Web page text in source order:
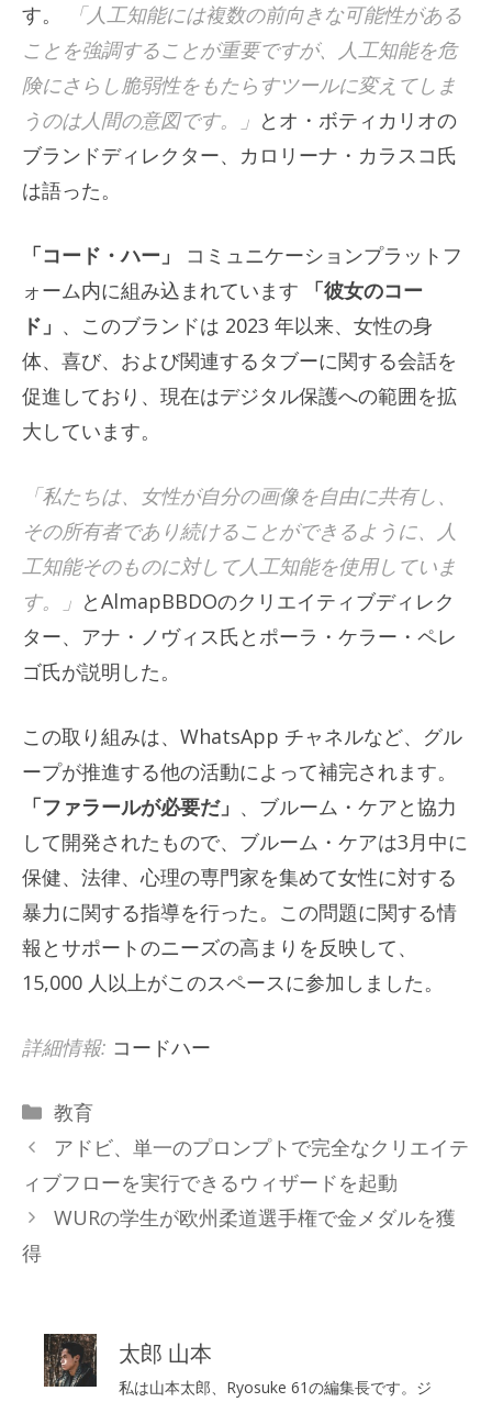
す。
「人工知能には複数の前向きな可能性がある
ことを強調することが重要ですが、人工知能を危
険にさらし脆弱性をもたらすツールに変えてしま
うのは人間の意図です。」 とオ・ボティカリオの
ブランドディレクター、カロリーナ・カラスコ氏
は語った。
「コード・ハー」
コミュニケーションプラットフ
ォーム内に組み込まれています
「彼女のコー
ド」 、このブランドは 2023 年以来、女性の身
体、喜び、および関連するタブーに関する会話を
促進しており、現在はデジタル保護への範囲を拡
大しています。
「私たちは、女性が自分の画像を自由に共有し、
その所有者であり続けることができるように、人
工知能そのものに対して人工知能を使用していま
す。」 とAlmapBBDOのクリエイティブディレク
ター、アナ・ノヴィス氏とポーラ・ケラー・ペレ
ゴ氏が説明した。
この取り組みは、WhatsApp チャネルなど、グル
ープが推進する他の活動によって補完されます。
「ファラールが必要だ」 、ブルーム・ケアと協力
して開発されたもので、ブルーム・ケアは3月中に
保健、法律、心理の専門家を集めて女性に対する
暴力に関する指導を行った。この問題に関する情
報とサポートのニーズの高まりを反映して、
15,000 人以上がこのスペースに参加しました。
詳細情報: コードハー
カ
テ
リ
ー
教育
アドビ、単一のプロンプトで完全なクリエイテ
ィブフローを実行できるウィザードを起動
WURの学生が欧州柔道選手権で金メダルを獲
得
太郎 山本
私は山本太郎、Ryosuke 61の編集長です。ジ